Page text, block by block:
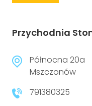
Przychodnia
Północna 20a
Mszczonów
791380325